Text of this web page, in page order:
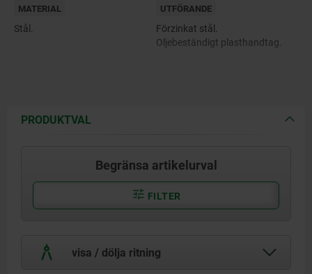
MATERIAL
Stål.
UTFÖRANDE
Förzinkat stål.
Oljebeständigt plasthandtag.
PRODUKTVAL
Begränsa artikelurval
FILTER
visa / dölja ritning